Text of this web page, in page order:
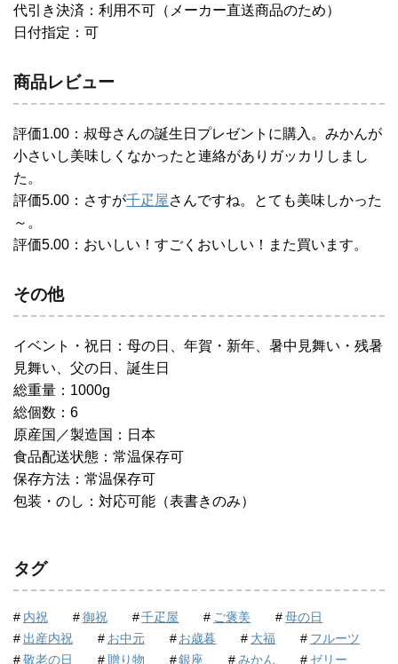
代引き決済：利用不可（メーカー直送商品のため）
日付指定：可
商品レビュー
評価1.00：叔母さんの誕生日プレゼントに購入。みかんが
小さいし美味しくなかったと連絡がありガッカリしまし
た。
評価5.00：さすが千疋屋さんですね。とても美味しかった
～。
評価5.00：おいしい！すごくおいしい！また買います。
その他
イベント・祝日：母の日、年賀・新年、暑中見舞い・残暑
見舞い、父の日、誕生日
総重量：1000g
総個数：6
原産国／製造国：日本
食品配送状態：常温保存可
保存方法：常温保存可
包装・のし：対応可能（表書きのみ）
タグ
内祝 御祝 千疋屋 ご褒美
母の日
出産内祝
お中元 お歳暮 大福
フルーツ
敬老の日
贈り物 銀座 みかん ゼリー